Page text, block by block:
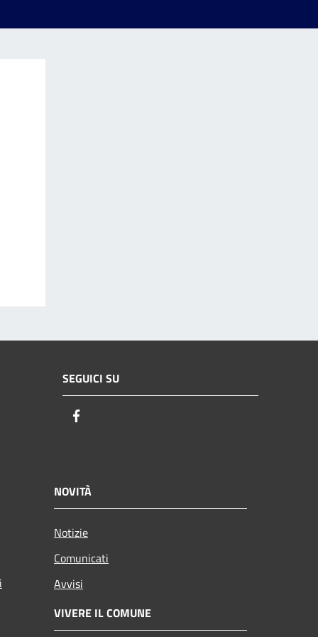
SEGUICI SU
NOVITÀ
Notizie
Comunicati
Avvisi
VIVERE IL COMUNE